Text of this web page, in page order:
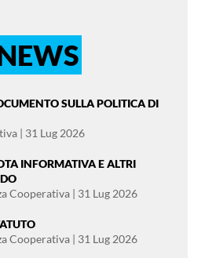
SULLA POLITICA DI
| 31 Lug 2026
INFORMATIVA E ALTRI
Cooperativa | 31 Lug 2026
Cooperativa | 31 Lug 2026